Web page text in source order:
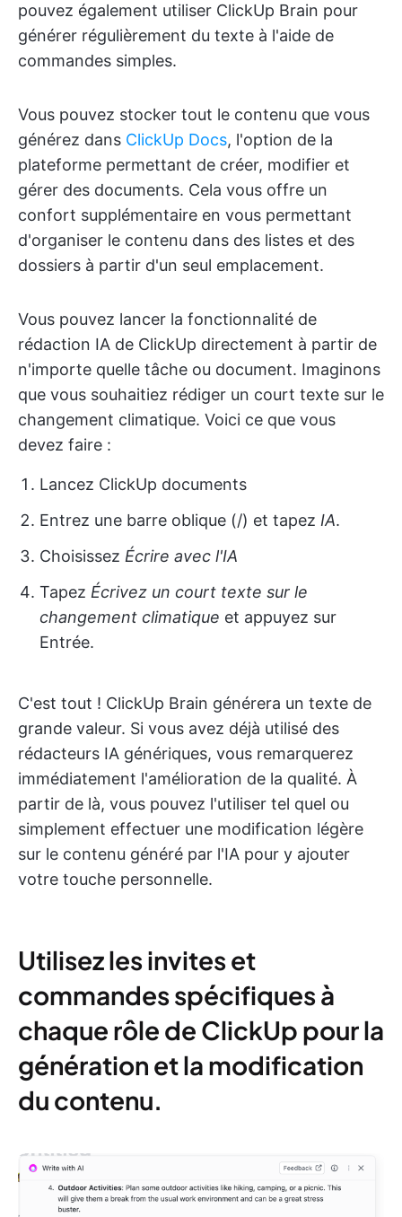
pouvez également utiliser ClickUp Brain pour
générer régulièrement du texte à l'aide de
commandes simples.
Vous pouvez stocker tout le contenu que vous
générez dans ClickUp Docs, l'option de la
plateforme permettant de créer, modifier et
gérer des documents. Cela vous offre un
confort supplémentaire en vous permettant
d'organiser le contenu dans des listes et des
dossiers à partir d'un seul emplacement.
Vous pouvez lancer la fonctionnalité de
rédaction IA de ClickUp directement à partir de
n'importe quelle tâche ou document. Imaginons
que vous souhaitiez rédiger un court texte sur le
changement climatique. Voici ce que vous
devez faire :
Lancez ClickUp documents
Entrez une barre oblique (/) et tapez IA.
Choisissez Écrire avec l'IA
Tapez Écrivez un court texte sur le
changement climatique et appuyez sur
Entrée.
C'est tout ! ClickUp Brain générera un texte de
grande valeur. Si vous avez déjà utilisé des
rédacteurs IA génériques, vous remarquerez
immédiatement l'amélioration de la qualité. À
partir de là, vous pouvez l'utiliser tel quel ou
simplement effectuer une modification légère
sur le contenu généré par l'IA pour y ajouter
votre touche personnelle.
Utilisez les invites et
commandes spécifiques à
chaque rôle de ClickUp pour la
génération et la modification
du contenu.